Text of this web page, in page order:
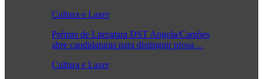
Cultura e Lazer
Prémio de Literatura DST Angola/Camões
abre candidaturas para distinguir prosa…
Cultura e Lazer